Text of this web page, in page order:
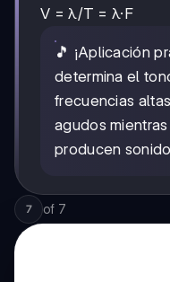
V = λ/T = λ·F
🎵 ¡Aplicación
determina el
frecuencias
agudos
producen
7 of 7